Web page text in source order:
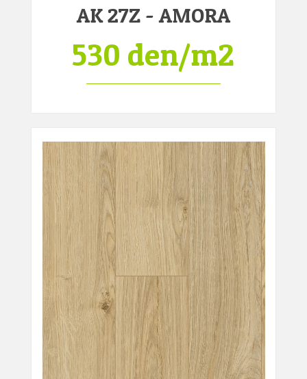
AK 27Z - AMORA
530 den/m2